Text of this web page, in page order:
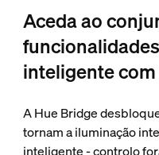
Aceda ao
inteligente
A Hue Bridge
tornam a iluminação
inteligente - controlo